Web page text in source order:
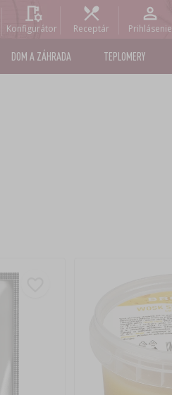
Konfigurátor Receptár Prihlásenie
DOM A ZÁHRADA TEPLOMERY